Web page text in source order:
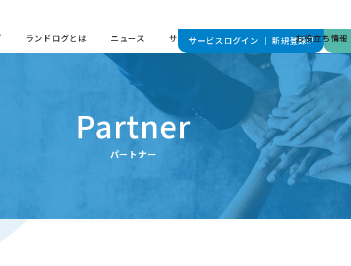
ランドログとは ニュース サービス パートナー お役立ち情報
サービスログイン ｜ 新規登録
Partner
パートナー